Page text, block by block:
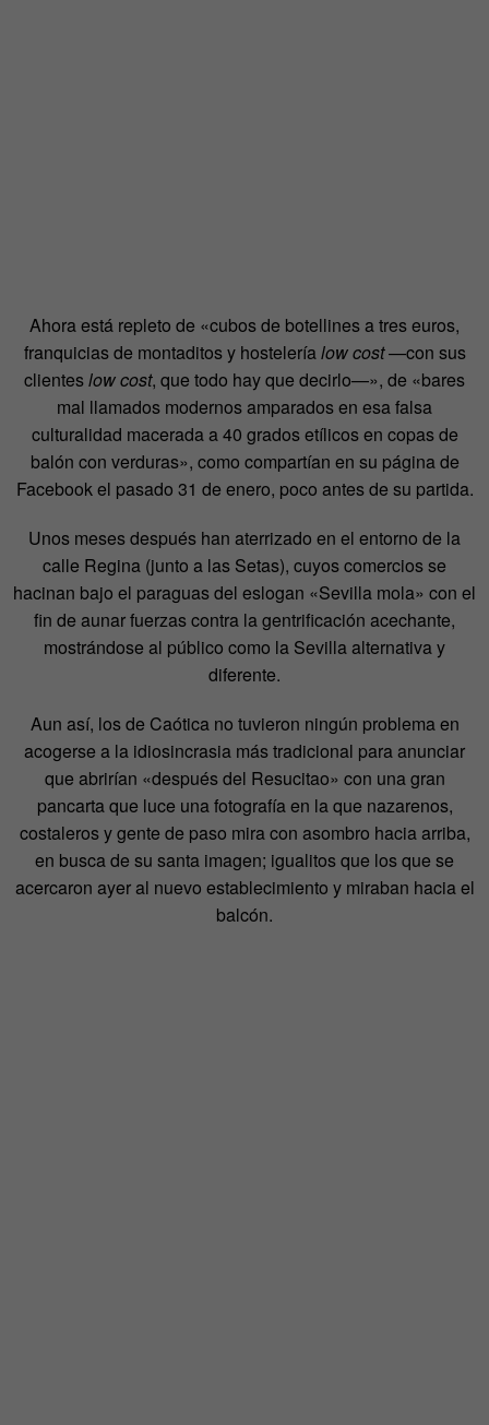
Ahora está repleto de «cubos de botellines a tres euros,
franquicias de montaditos y hosteleríalow cost—con sus
clienteslow cost, que todo hay que decirlo—», de «bares
mal llamados modernos amparados en esa falsa
culturalidad macerada a 40 grados etílicos en copas de
balón con verduras», como compartían en su página de
Facebook el pasado 31 de enero, poco antes de su partida.
Unos meses después han aterrizado en el entorno de la
calle Regina (junto a las Setas), cuyos comercios se
hacinan bajo el paraguas del eslogan «Sevilla mola» con el
fin de aunar fuerzas contra la gentrificación acechante,
mostrándose al público como la Sevilla alternativa y
diferente.
Aun así, los de Caótica no tuvieron ningún problema en
acogerse a la idiosincrasia más tradicional para anunciar
que abrirían «después del Resucitao» con una gran
pancarta que luce una fotografía en la que nazarenos,
costaleros y gente de paso mira con asombro hacia arriba,
en busca de su santa imagen; igualitos que los que se
acercaron ayer al nuevo establecimiento y miraban hacia el
balcón.